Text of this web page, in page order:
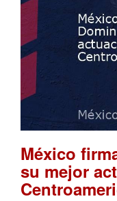
México
su mejor